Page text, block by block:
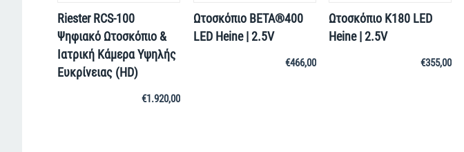
Riester RCS-100
Ψηφιακό Ωτοσκόπιο &
Ιατρική Κάμερα Υψηλής
Ευκρίνειας (HD)
€1.920,00
Ωτοσκόπιο ΒΕΤΑ®400
LED Heine | 2.5V
€466,00
Ωτοσκόπιο K180 LED
Heine | 2.5V
€355,00